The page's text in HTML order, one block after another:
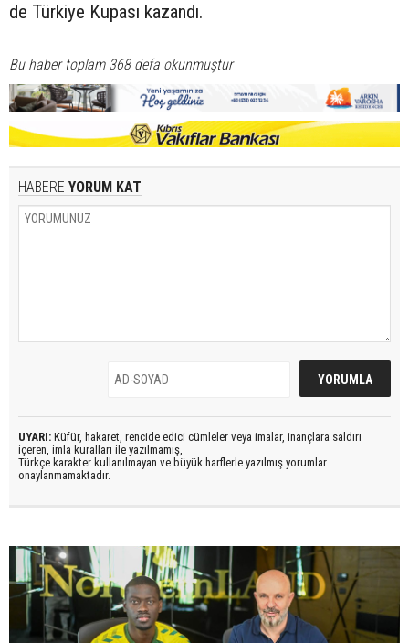
de Türkiye Kupası kazandı.
Bu haber toplam 368 defa okunmuştur
HABERE YORUM KAT
UYARI: Küfür, hakaret, rencide edici cümleler veya imalar, inançlara saldırı
içeren, imla kuralları ile yazılmamış,
Türkçe karakter kullanılmayan ve büyük harflerle yazılmış yorumlar
onaylanmamaktadır.